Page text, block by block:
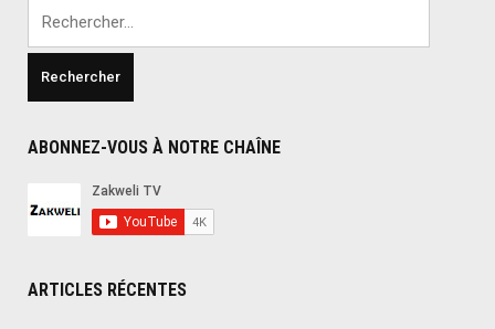
ABONNEZ-VOUS À NOTRE CHAÎNE
ARTICLES RÉCENTES